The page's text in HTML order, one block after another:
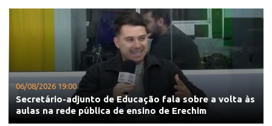
06/08/2026 19:00
Secretário-adjunto de Educação fala sobre a volta às
aulas na rede pública de ensino de Erechim